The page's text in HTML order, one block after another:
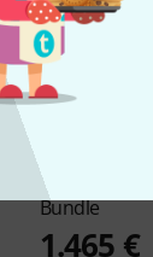
the box pro
Bundle
1.465 €